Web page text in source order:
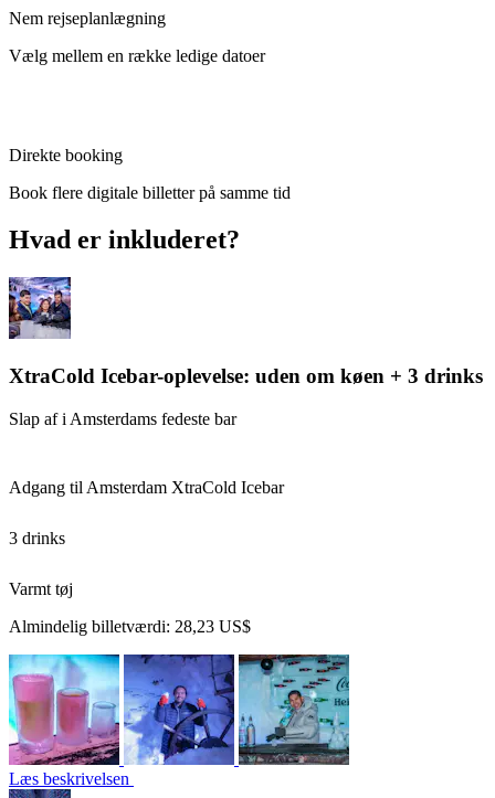
Nem rejseplanlægning
Vælg mellem en række ledige datoer
Direkte booking
Book flere digitale billetter på samme tid
Hvad er inkluderet?
XtraCold Icebar-oplevelse: uden om køen + 3 drinks
Slap af i Amsterdams fedeste bar
Adgang til Amsterdam XtraCold Icebar
3 drinks
Varmt tøj
Almindelig billetværdi: 28,23 US$
Læs beskrivelsen